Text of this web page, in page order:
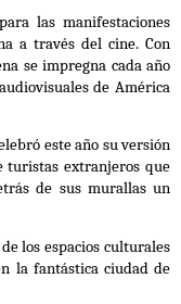
las manifestaciones
a través del cine. Con
se impregna cada año
de América
este año su versión
turistas extranjeros que
de sus murallas un
los espacios culturales
la fantástica ciudad de